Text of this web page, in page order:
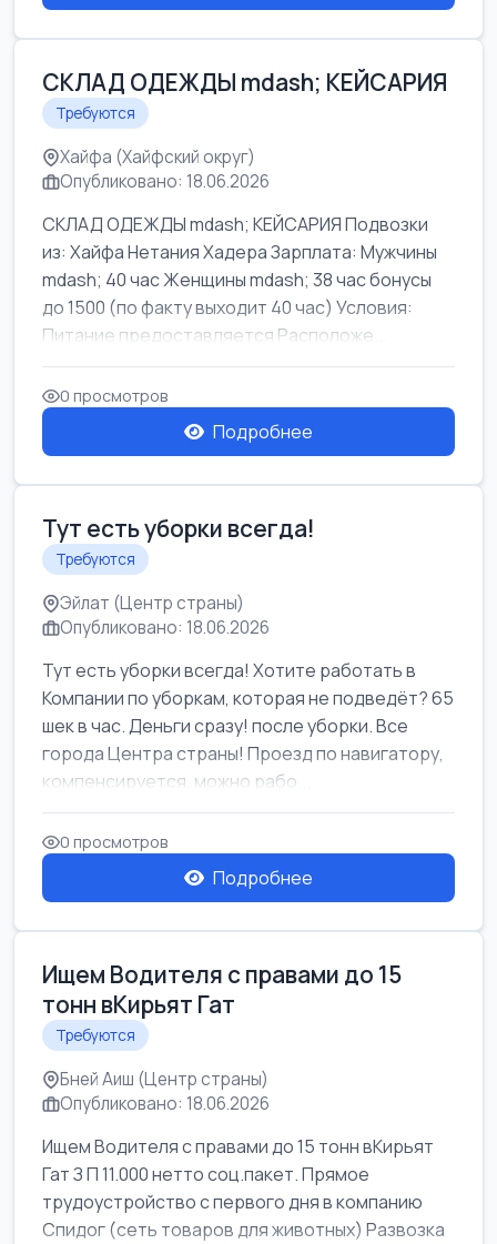
СКЛАД ОДЕЖДЫ mdash; КЕЙСАРИЯ
Требуются
Хайфа (Хайфский округ)
Опубликовано: 18.06.2026
СКЛАД ОДЕЖДЫ mdash; КЕЙСАРИЯ Подвозки
из: Хайфа Нетания Хадера Зарплата: Мужчины
mdash; 40 час Женщины mdash; 38 час бонусы
до 1500 (по факту выходит 40 час) Условия:
Питание предоставляется Расположе...
0 просмотров
Подробнее
Тут есть уборки всегда!
Требуются
Эйлат (Центр страны)
Опубликовано: 18.06.2026
Тут есть уборки всегда! Хотите работать в
Компании по уборкам, которая не подведёт? 65
шек в час. Деньги сразу! после уборки. Все
города Центра страны! Проезд по навигатору,
компенсируется. можно рабо...
0 просмотров
Подробнее
Ищем Водителя с правами до 15
тонн вКирьят Гат
Требуются
Бней Аиш (Центр страны)
Опубликовано: 18.06.2026
Ищем Водителя с правами до 15 тонн вКирьят
Гат З П 11.000 нетто соц.пакет. Прямое
трудоустройство с первого дня в компанию
Спидог (сеть товаров для животных) Развозка